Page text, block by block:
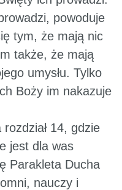
powoduje
tym, że mają nic
także, że mają
umysłu. Tylko
Boży im nakazuje
rozdział 14, gdzie
jest dla was
Parakleta Ducha
nauczy i